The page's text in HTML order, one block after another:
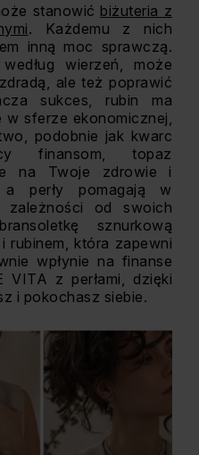
stanowić biżuteria z
. Każdemu z nich
inną moc sprawczą.
wierzeń, może
ale też poprawić
sukces, rubin ma
w sferze ekonomicznej,
podobnie jak kwarc
finansom, topaz
na Twoje zdrowie i
a perły pomagają w
zależności od swoich
sznurkową
rubinem, która zapewni
wpłynie na finanse
VITA z perłami, dzięki
i pokochasz siebie.